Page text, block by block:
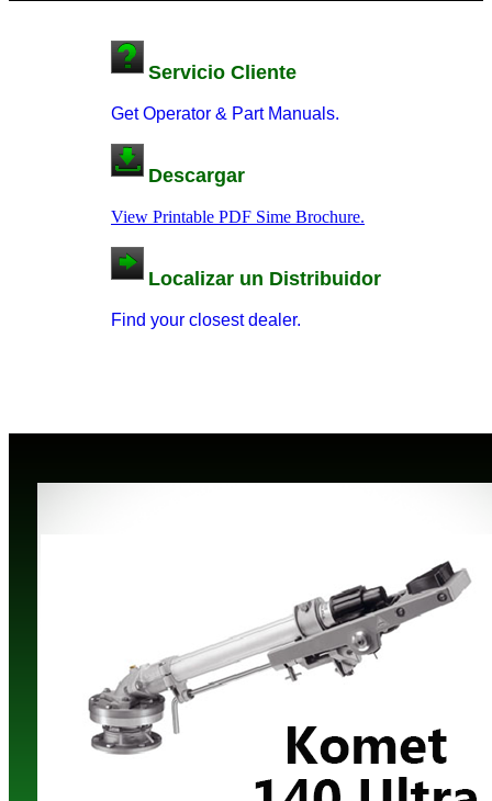
Servicio Cliente
Get Operator & Part Manuals.
Descargar
View Printable PDF Sime Brochure.
Localizar un Distribuidor
Find your closest dealer.